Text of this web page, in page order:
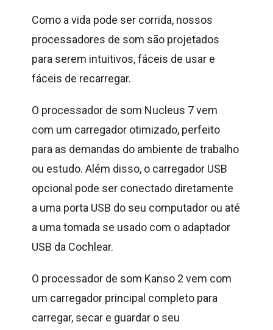
Como a vida pode ser corrida, nossos
processadores de som são projetados
para serem intuitivos, fáceis de usar e
fáceis ​​de recarregar.
O processador de som Nucleus 7 vem
com um carregador otimizado, perfeito
para as demandas do ambiente de trabalho
ou estudo. Além disso, o carregador USB
opcional pode ser conectado diretamente
a uma porta USB do seu computador ou até
a uma tomada se usado com o adaptador
USB da Cochlear.
O processador de som Kanso 2 vem com
um carregador principal completo para
carregar, secar e guardar o seu